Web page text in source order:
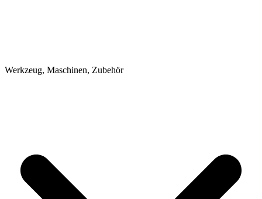
Werkzeug, Maschinen, Zubehör